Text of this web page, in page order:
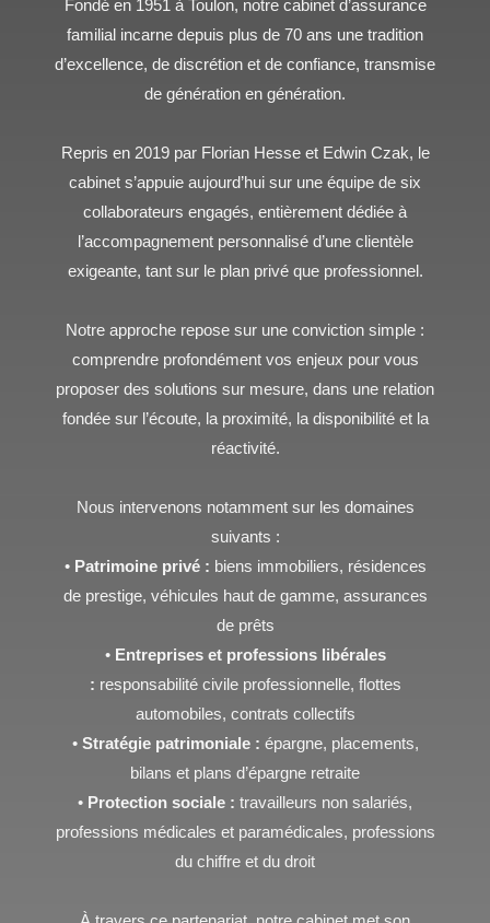
Fondé en 1951 à Toulon, notre cabinet d’assurance
familial incarne depuis plus de 70 ans une tradition
d’excellence, de discrétion et de confiance, transmise
de génération en génération.
Repris en 2019 par Florian Hesse et Edwin Czak, le
cabinet s’appuie aujourd’hui sur une équipe de six
collaborateurs engagés, entièrement dédiée à
l’accompagnement personnalisé d’une clientèle
exigeante, tant sur le plan privé que professionnel.
Notre approche repose sur une conviction simple :
comprendre profondément vos enjeux pour vous
proposer des solutions sur mesure, dans une relation
fondée sur l’écoute, la proximité, la disponibilité et la
réactivité.
Nous intervenons notamment sur les domaines
suivants :
• Patrimoine privé : biens immobiliers, résidences
de prestige, véhicules haut de gamme, assurances
de prêts
• Entreprises et professions libérales
: responsabilité civile professionnelle, flottes
automobiles, contrats collectifs
• Stratégie patrimoniale : épargne, placements,
bilans et plans d’épargne retraite
• Protection sociale : travailleurs non salariés,
professions médicales et paramédicales, professions
du chiffre et du droit